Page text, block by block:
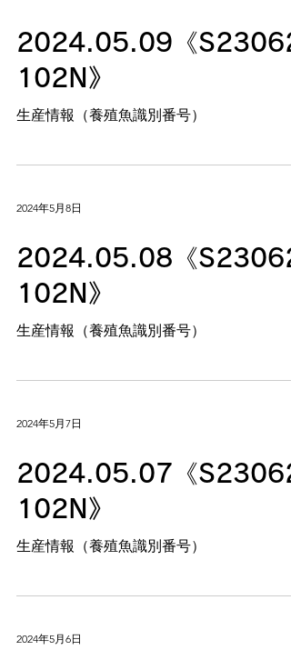
2024.05.09《S23062
102N》
生産情報（養殖魚識別番号）
2024年5月8日
2024.05.08《S23062
102N》
生産情報（養殖魚識別番号）
2024年5月7日
2024.05.07《S23062
102N》
生産情報（養殖魚識別番号）
2024年5月6日